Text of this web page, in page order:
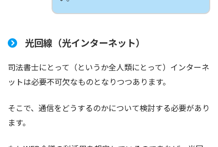
光回線（光インターネット）
司法書士にとって（というか全人類にとって）インターネ
ットは必要不可欠なものとなりつつあります。
そこで、通信をどうするのかについて検討する必要があり
ます。